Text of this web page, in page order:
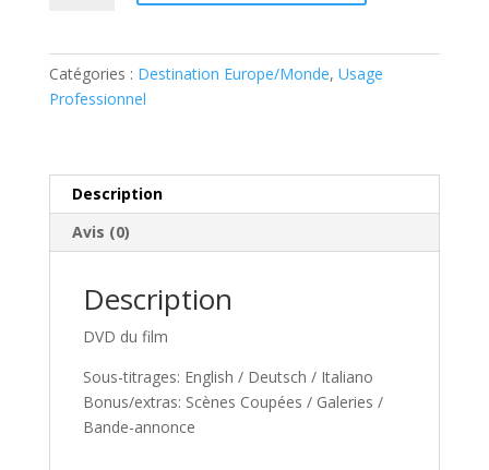
FRONTIÈRE
DVD
n
e
Catégories : Destination Europe/Monde, Usage
Professionnel
Description
Avis (0)
Description
DVD du film
Sous-titrages: English / Deutsch / Italiano
Bonus/extras: Scènes Coupées / Galeries /
Bande-annonce